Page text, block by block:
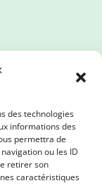
des technologies
informations des
permettra de
ou les ID
retirer son
caractéristiques
qui propose